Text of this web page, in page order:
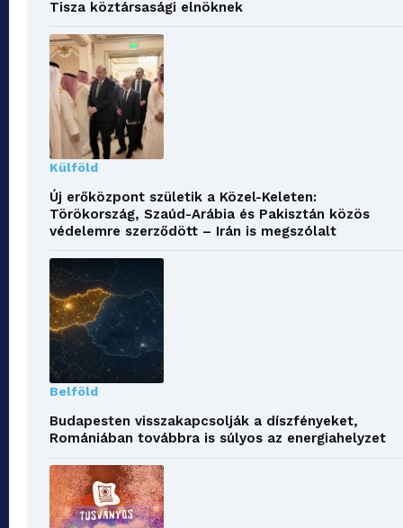
Tisza köztársasági elnöknek
Külföld
Új erőközpont születik a Közel-Keleten:
Törökország, Szaúd-Arábia és Pakisztán közös
védelemre szerződött – Irán is megszólalt
Belföld
Budapesten visszakapcsolják a díszfényeket,
Romániában továbbra is súlyos az energiahelyzet